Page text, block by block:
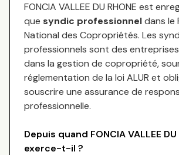
FONCIA VALLEE DU RHONE est
que syndic professionneldans le
National des Copropriétés. Les
professionnels sont des
dans la gestion de copropriété,
réglementation de la loi ALUR et
souscrire une assurance de
professionnelle.
Depuis quand FONCIA VALLEE DU
exerce-t-il ?